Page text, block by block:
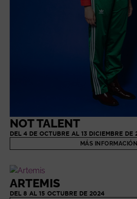
NOT TALENT
DEL 4 DE OCTUBRE AL 13 DICIEMBRE DE
MÁS INFORMACIÓN
ARTEMIS
DEL 8 AL 15 OCTUBRE DE 2024